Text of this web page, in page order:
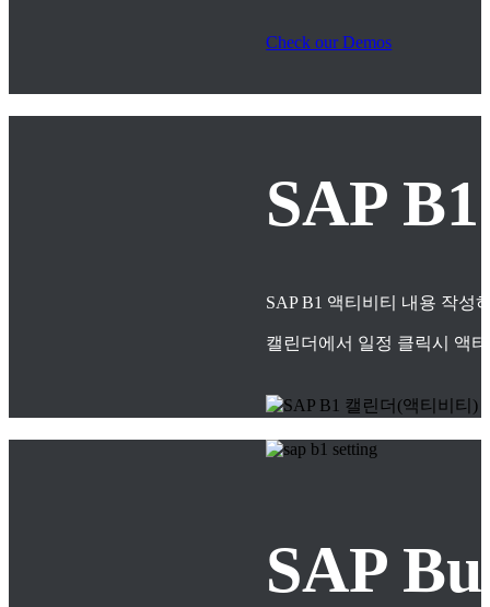
Check our Demos
SAP
SAP B1 액티비티 내용 작성
캘린더에서 일정 클릭시 액
SAP